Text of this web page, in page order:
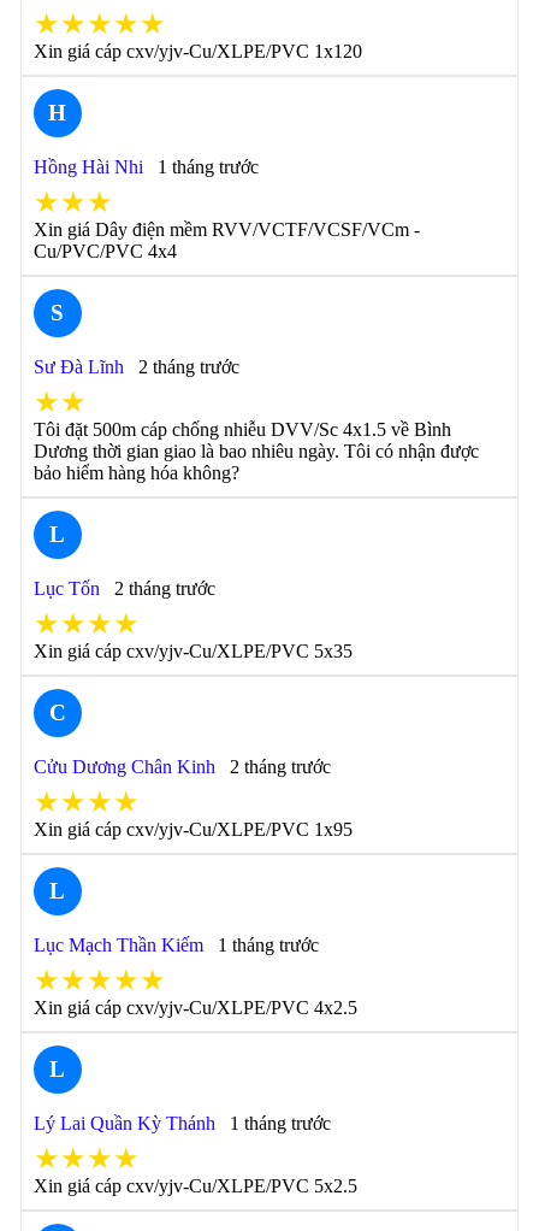
★★★★★
Xin giá cáp cxv/yjv-Cu/XLPE/PVC 1x120
H
Hồng Hài Nhi 1 tháng trước
★★★
Xin giá Dây điện mềm RVV/VCTF/VCSF/VCm -
Cu/PVC/PVC 4x4
S
Sư Đà Lĩnh 2 tháng trước
★★
Tôi đặt 500m cáp chống nhiễu DVV/Sc 4x1.5 về Bình
Dương thời gian giao là bao nhiêu ngày. Tôi có nhận được
bảo hiểm hàng hóa không?
L
Lục Tốn 2 tháng trước
★★★★
Xin giá cáp cxv/yjv-Cu/XLPE/PVC 5x35
C
Cửu Dương Chân Kinh 2 tháng trước
★★★★
Xin giá cáp cxv/yjv-Cu/XLPE/PVC 1x95
L
Lục Mạch Thần Kiếm 1 tháng trước
★★★★★
Xin giá cáp cxv/yjv-Cu/XLPE/PVC 4x2.5
L
Lý Lai Quần Kỳ Thánh 1 tháng trước
★★★★
Xin giá cáp cxv/yjv-Cu/XLPE/PVC 5x2.5